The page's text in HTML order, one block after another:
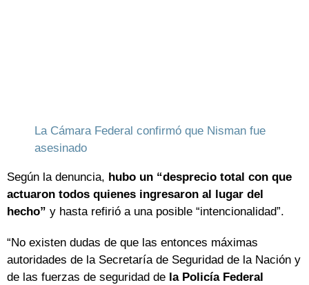
La Cámara Federal confirmó que Nisman fue
asesinado
Según la denuncia, hubo un “desprecio total con que
actuaron todos quienes ingresaron al lugar del
hecho” y hasta refirió a una posible “intencionalidad”.
“No existen dudas de que las entonces máximas
autoridades de la Secretaría de Seguridad de la Nación y
de las fuerzas de seguridad de la Policía Federal